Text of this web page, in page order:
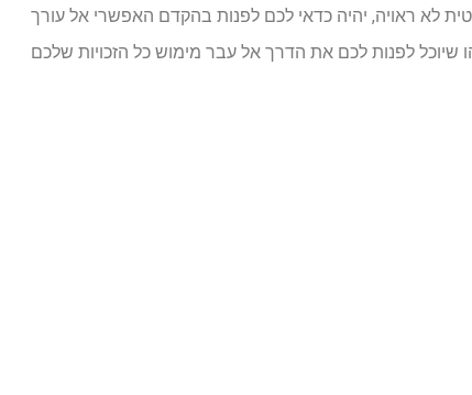
ראויה, יהיה כדאי לכם לפנות בהקדם האפשרי אל עורך
לפנות לכם את הדרך אל עבר מימוש כל הזכויות שלכם